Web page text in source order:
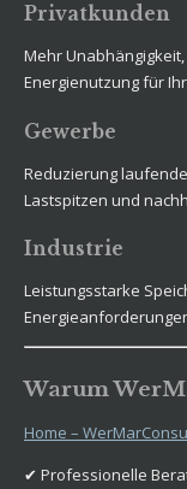
Privatkunden
Mehr
Energienutzung für
Gewerbe
Reduzierung
Lastspitzen und
Industrie
Leistungsstarke
Warum
Home –
✔ Professionelle